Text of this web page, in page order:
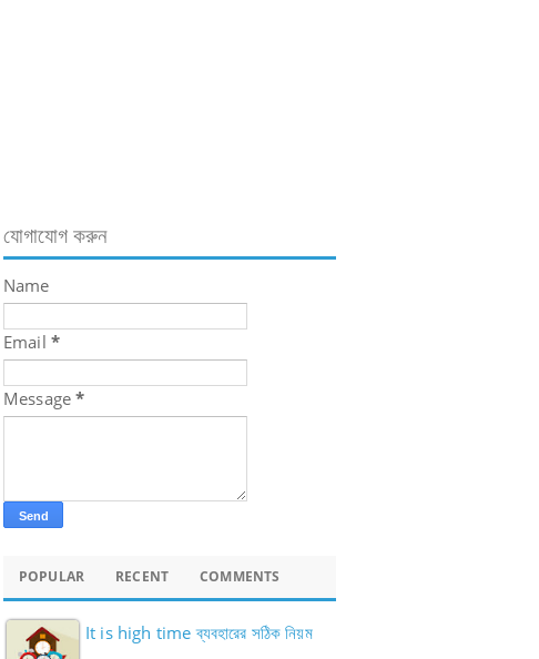
যোগাযোগ করুন
Name
Email *
Message*
POPULAR RECENT COMMENTS
It is high time ব্যবহারের সঠিক নিয়ম